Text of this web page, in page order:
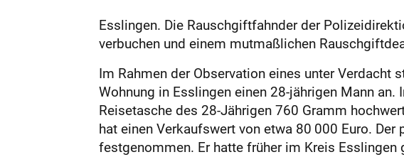
Esslingen. Die Rauschgiftfahnder der
verbuchen und einem mutmaßlichen
Im Rahmen der Observation eines unter Verdacht
Wohnung in Esslingen einen 28-jährigen Mann
Reisetasche des 28-Jährigen 760 Gramm
hat einen Verkaufswert von etwa 80 000 Euro.
festgenommen. Er hatte früher im Kreis